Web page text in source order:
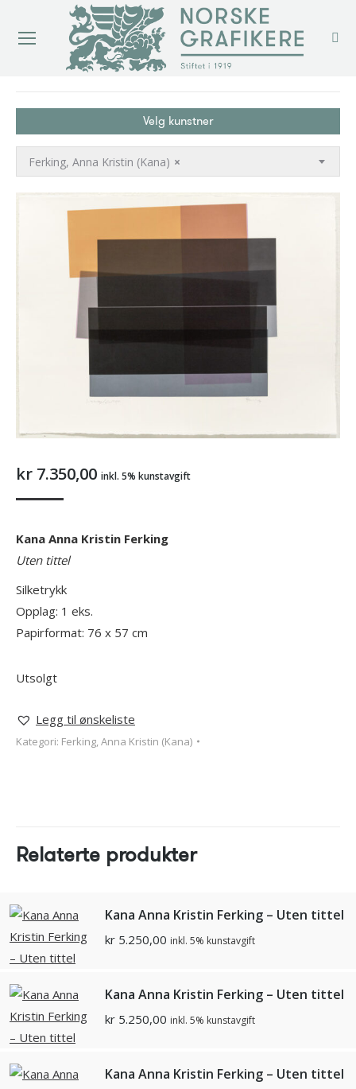
Velg kunstner
×
Ferking, Anna Kristin (Kana)
kr 7.350,00 inkl. 5% kunstavgift
Kana Anna Kristin Ferking
Uten tittel
Silketrykk
Opplag: 1 eks.
Papirformat: 76 x 57 cm
Utsolgt
Legg til ønskeliste
Kategori: Ferking, Anna Kristin (Kana)
Relaterte produkter
Kana Anna Kristin Ferking – Uten tittel
kr 5.250,00 inkl. 5% kunstavgift
Kana Anna Kristin Ferking – Uten tittel
kr 5.250,00 inkl. 5% kunstavgift
Kana Anna Kristin Ferking – Uten tittel